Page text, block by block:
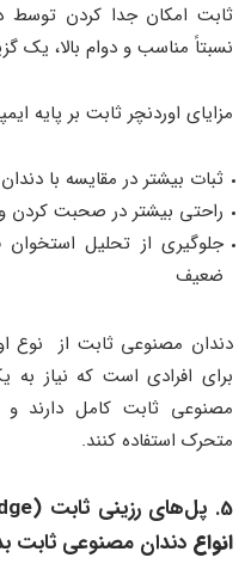
ثابت امکان جدا کردن توسط
نسبتاً مناسب و دوام بالا، یک
مزایای اوردنچر ثابت بر پایه
ثبات بیشتر در مقایسه با
راحتی بیشتر در صحبت کردن
جلوگیری از تحلیل
ضعیف
دندان مصنوعی ثابت از نوع
برای افرادی است که نیاز به
مصنوعی ثابت کامل دارند
متحرک استفاده کنند.
5. پل‌های رزینی ثابت (Fixed Resin Bonded Bridge)
انواع دندان مصنوعی ثابت